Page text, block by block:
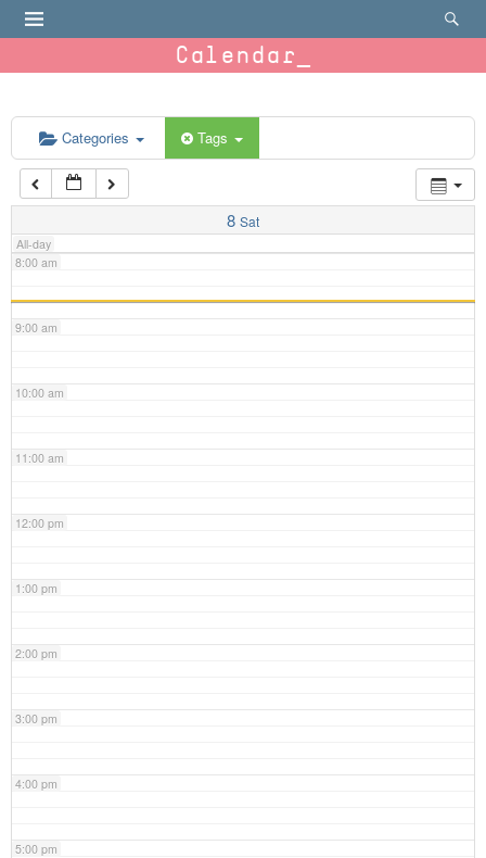
Calendar
Categories Tags
8 Sat
All-day
6:00 am
7:00 am
8:00 am
9:00 am
10:00 am
11:00 am
12:00 pm
1:00 pm
2:00 pm
3:00 pm
4:00 pm
5:00 pm